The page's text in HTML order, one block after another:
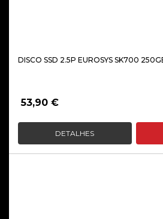
DISCO SSD 2.5P EUROSYS SK700
53,90 €
DETALHES